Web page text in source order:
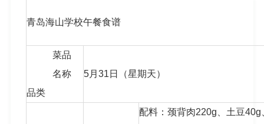
青岛海山学校午餐食谱
菜品
名称
品类
5月31日（星期天）
配料：颈背肉220g、土豆